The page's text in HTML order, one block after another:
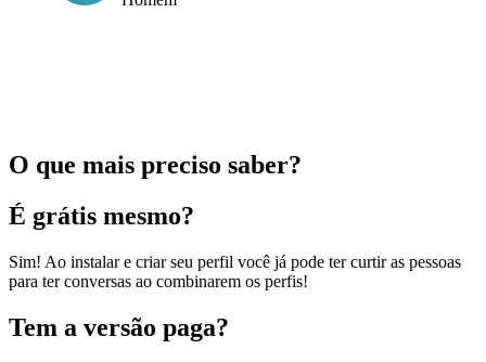
O que mais preciso saber?
É grátis mesmo?
Sim! Ao instalar e criar seu perfil você já pode ter curtir as pessoas
para ter conversas ao combinarem os perfis!
Tem a versão paga?